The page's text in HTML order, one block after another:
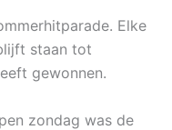
Elke
staan tot
gewonnen.
zondag was de